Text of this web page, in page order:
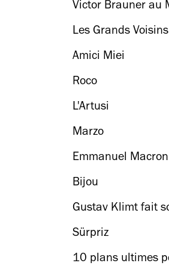
Victor Brauner au
Les Grands
Amici Miei
Roco
L'Artusi
Marzo
Emmanuel
Bijou
Gustav Klimt fait
Sürpriz
10 plans ultimes